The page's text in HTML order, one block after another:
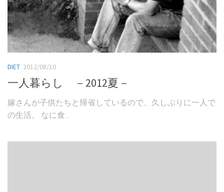
DIET 2012/08/10
一人暮らし －2012夏－
嫁さんが子供たちと帰省しているので、久しぶりに一人で
の生活。 なに食...